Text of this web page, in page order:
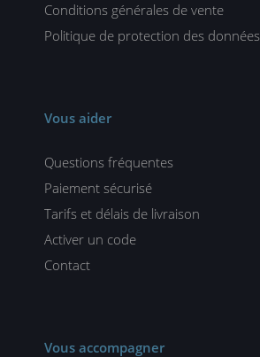
Conditions générales de vente
Politique de protection des données
Vous aider
Questions fréquentes
Paiement sécurisé
Tarifs et délais de livraison
Activer un code
Contact
Vous accompagner